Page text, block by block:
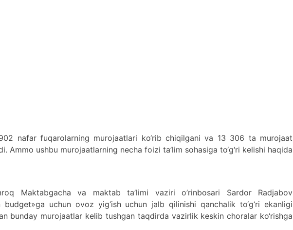
nafar fuqarolarning murojaatlari ko‘rib chiqilgani va 13 306 ta murojaat
Ammo ushbu murojaatlarning necha foizi ta’lim sohasiga to‘g‘ri kelishi haqida
Maktabgacha va maktab ta’limi vaziri o’rinbosari Sardor Radjabov
budget»ga uchun ovoz yig‘ish uchun jalb qilinishi qanchalik to‘g‘ri ekanligi
bunday murojaatlar kelib tushgan taqdirda vazirlik keskin choralar ko‘rishga